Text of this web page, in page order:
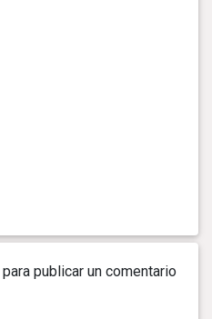
para publicar un comentario